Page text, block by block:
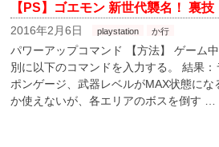
【PS】ゴエモン 新世代襲名！ 裏技
2016年2月6日 playstation か行
パワーアップコマンド 【方法】 ゲーム
別に以下のコマンドを入力する。 結果
ポンゲージ、武器レベルがMAX状態にな
か使えないが、各エリアのボスを倒す …